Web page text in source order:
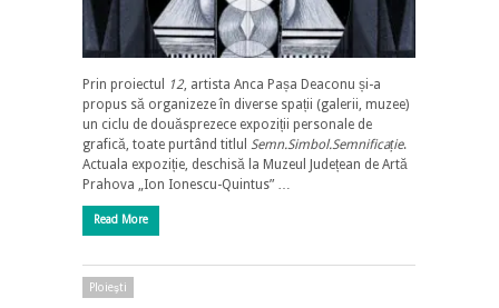
Prin proiectul 12, artista Anca Pașa Deaconu și-a
propus să organizeze în diverse spații (galerii, muzee)
un ciclu de douăsprezece expoziții personale de
grafică, toate purtând titlul Semn.Simbol.Semnificație.
Actuala expoziție, deschisă la Muzeul Județean de Artă
Prahova „Ion Ionescu-Quintus” …
Read More
Ploieşti